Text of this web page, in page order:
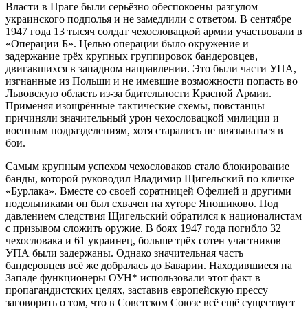
Власти в Праге были серьёзно обеспокоены разгулом
украинского подполья и не замедлили с ответом. В сентябре
1947 года 13 тысяч солдат чехословацкой армии участвовали в
«Операции Б». Целью операции было окружение и
задержание трёх крупных группировок бандеровцев,
двигавшихся в западном направлении. Это были части УПА,
изгнанные из Польши и не имевшие возможности попасть во
Львовскую область из-за бдительности Красной Армии.
Применяя изощрённые тактические схемы, повстанцы
причиняли значительный урон чехословацкой милиции и
военным подразделениям, хотя старались не ввязываться в
бои.
Самым крупным успехом чехословаков стало блокирование
банды, которой руководил Владимир Щигельский по кличке
«Бурлака». Вместе со своей соратницей Офелией и другими
подельниками он был схвачен на хуторе Яношиково. Под
давлением следствия Щигельский обратился к националистам
с призывом сложить оружие. В боях 1947 года погибло 32
чехословака и 61 украинец, больше трёх сотен участников
УПА были задержаны. Однако значительная часть
бандеровцев всё же добралась до Баварии. Находившиеся на
Западе функционеры ОУН* использовали этот факт в
пропагандистских целях, заставив европейскую прессу
заговорить о том, что в Советском Союзе всё ещё существует